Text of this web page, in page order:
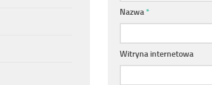
Nazwa*
Witryna internetowa